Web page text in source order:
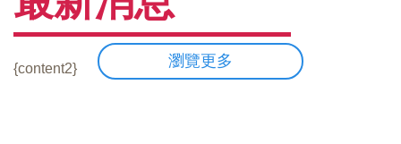
{content2} 瀏覽更多